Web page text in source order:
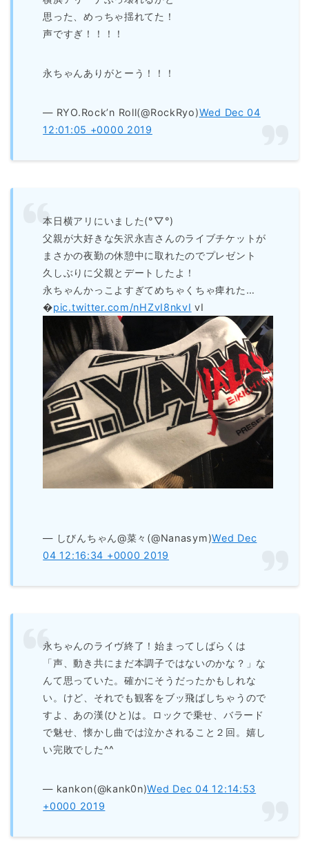
思った、めっちゃ揺れてた！
声ですぎ！！！！
永ちゃんありがとーう！！！
— RYO.Rock’n Roll(@RockRyo)Wed Dec 04
12:01:05 +0000 2019
本日横アリにいました(°▽°)
父親が大好きな矢沢永吉さんのライブチケットが
まさかの夜勤の休憩中に取れたのでプレゼント
久しぶりに父親とデートしたよ！
永ちゃんかっこよすぎてめちゃくちゃ痺れた…
�pic.twitter.com/nHZvI8nkvI vI
— しびんちゃん@菜々(@Nanasym)Wed Dec
04 12:16:34 +0000 2019
永ちゃんのライヴ終了！始まってしばらくは
「声、動き共にまだ本調子ではないのかな？」な
んて思っていた。確かにそうだったかもしれな
い。けど、それでも観客をブッ飛ばしちゃうので
すよ、あの漢(ひと)は。ロックで乗せ、バラード
で魅せ、懐かし曲では泣かされること２回。嬉し
い完敗でした^^
— kankon(@kank0n)Wed Dec 04 12:14:53
+0000 2019